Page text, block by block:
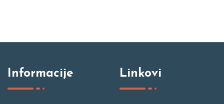
Informacije Linkovi